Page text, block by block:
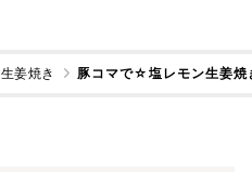
生姜焼き 豚コマで☆塩レモン生姜焼